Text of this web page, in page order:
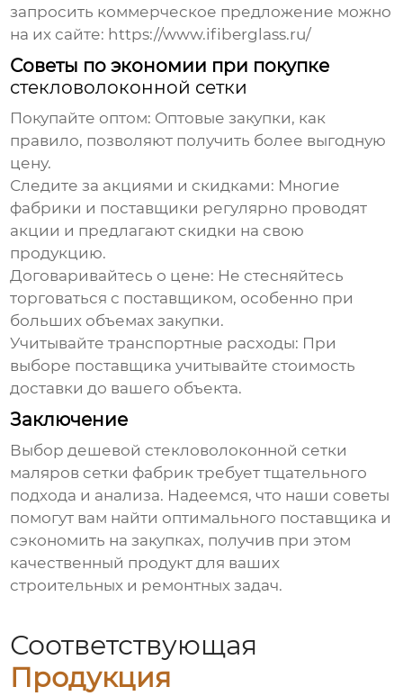
запросить коммерческое предложение можно
на их сайте: https://www.ifiberglass.ru/
Советы по экономии при покупке
стекловолоконной сетки
Покупайте оптом: Оптовые закупки, как
правило, позволяют получить более выгодную
цену.
Следите за акциями и скидками: Многие
фабрики и поставщики регулярно проводят
акции и предлагают скидки на свою
продукцию.
Договаривайтесь о цене: Не стесняйтесь
торговаться с поставщиком, особенно при
больших объемах закупки.
Учитывайте транспортные расходы: При
выборе поставщика учитывайте стоимость
доставки до вашего объекта.
Заключение
Выбордешевой стекловолоконной сетки
маляров сетки фабрик требует тщательного
подхода и анализа. Надеемся, что наши советы
помогут вам найти оптимального поставщика и
сэкономить на закупках, получив при этом
качественный продукт для ваших
строительных и ремонтных задач.
Соответствующая
Продукция